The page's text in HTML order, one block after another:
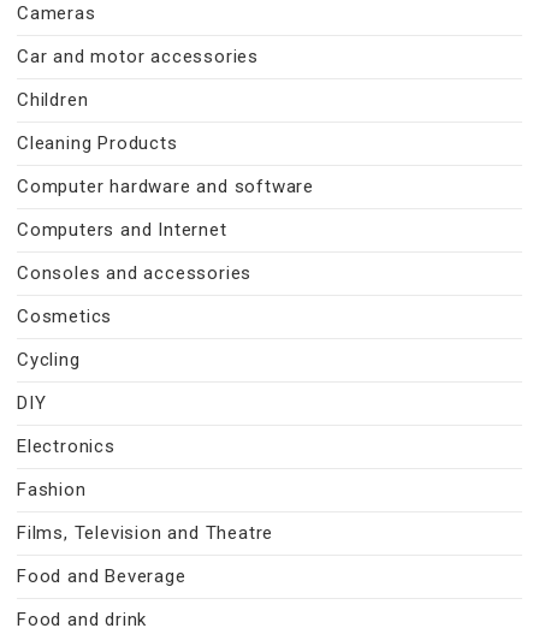
Cameras
Car and motor accessories
Children
Cleaning Products
Computer hardware and software
Computers and Internet
Consoles and accessories
Cosmetics
Cycling
DIY
Electronics
Fashion
Films, Television and Theatre
Food and Beverage
Food and drink